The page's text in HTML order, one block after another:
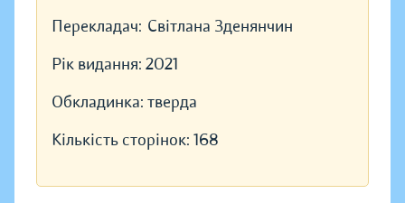
Перекладач: Світлана Зденянчин
Рік видання: 2021
Обкладинка: тверда
Кількість сторінок: 168